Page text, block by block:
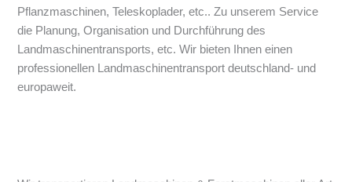
Pflanzmaschinen, Teleskoplader, etc.. Zu unserem Service
die Planung, Organisation und Durchführung des
Landmaschinentransports, etc. Wir bieten Ihnen einen
professionellen Landmaschinentransport deutschland- und
europaweit.